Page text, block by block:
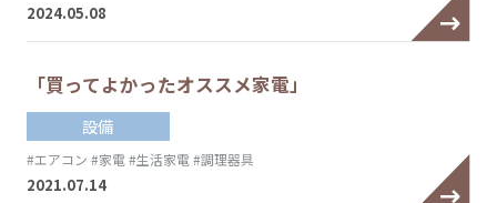
2024.05.08
「買ってよかったオススメ家電」
設備
#エアコン #家電#生活家電#調理器具
2021.07.14